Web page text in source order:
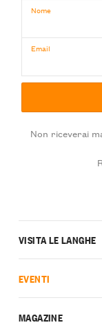
Nome
Email
Non riceverai
VISITA LE LANGHE
EVENTI
MAGAZINE